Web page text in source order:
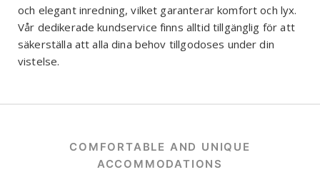
och elegant inredning, vilket garanterar komfort och lyx.
Vår dedikerade kundservice finns alltid tillgänglig för att
säkerställa att alla dina behov tillgodoses under din
vistelse.
COMFORTABLE AND UNIQUE
ACCOMMODATIONS